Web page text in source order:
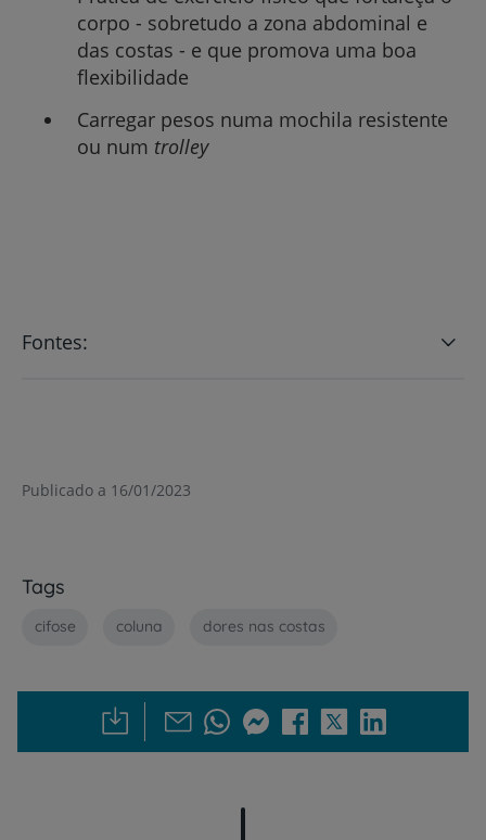
corpo - sobretudo a zona abdominal e
das costas - e que promova uma boa
flexibilidade
Carregar pesos numa mochila resistente
ou num trolley
Fontes:
Publicado a 16/01/2023
Tags
cifose coluna dores nas costas